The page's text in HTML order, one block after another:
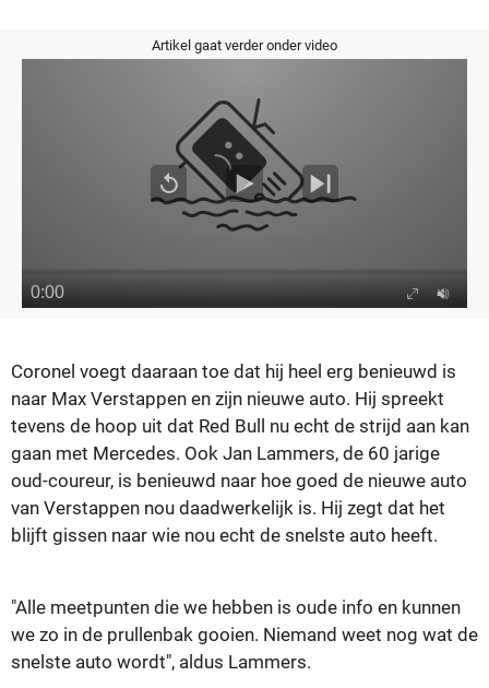
Artikel gaat verder onder video
Coronel voegt daaraan toe dat hij heel erg benieuwd is
naar Max Verstappen en zijn nieuwe auto. Hij spreekt
tevens de hoop uit dat Red Bull nu echt de strijd aan kan
gaan met Mercedes. Ook Jan Lammers, de 60 jarige
oud-coureur, is benieuwd naar hoe goed de nieuwe auto
van Verstappen nou daadwerkelijk is. Hij zegt dat het
blijft gissen naar wie nou echt de snelste auto heeft.
"Alle meetpunten die we hebben is oude info en kunnen
we zo in de prullenbak gooien. Niemand weet nog wat de
snelste auto wordt", aldus Lammers.